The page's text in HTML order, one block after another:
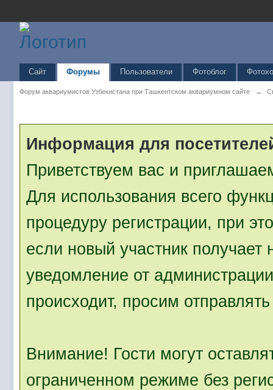
Запомнить меня
Не рекомендуется для
компьютеров
Сайт
Форумы Пользователи Фотоблог
Форум аквариумистов Узбекистана при Ташкентском аквариумном сайте →
Информация для
Приветствуем вас и
Для использования всего
процедуру регистрации, при
если новый участник
уведомление от
происходит, просим
Внимание! Гости могут
ограниченном режиме без